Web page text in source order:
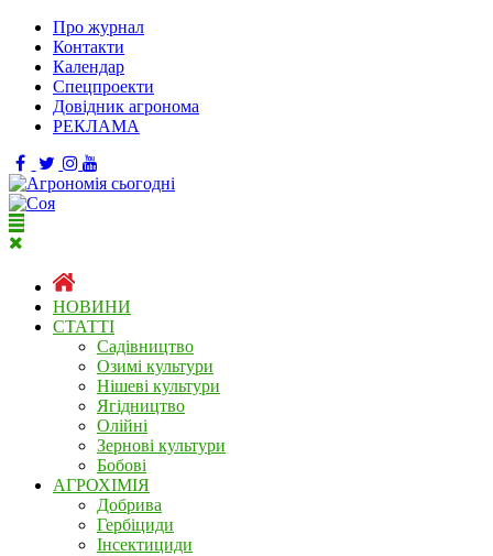
Про журнал
Контакти
Календар
Спецпроекти
Довідник агронома
РЕКЛАМА
НОВИНИ
СТАТТІ
Садівництво
Озимі культури
Нішеві культури
Ягідництво
Олійні
Зернові культури
Бобові
АГРОХІМІЯ
Добрива
Гербіциди
Інсектициди